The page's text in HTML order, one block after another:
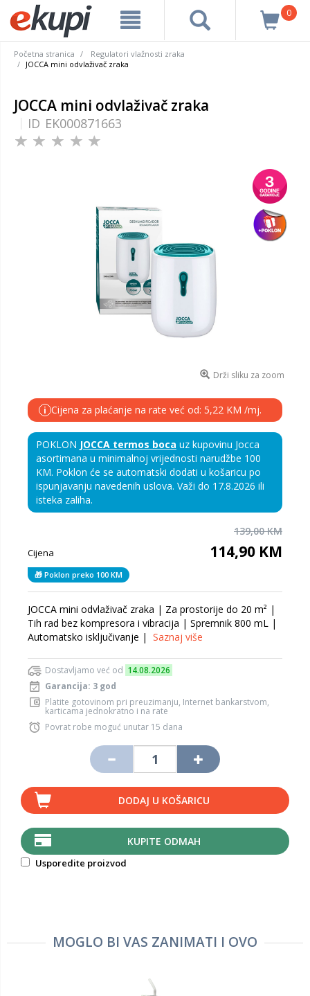
0
Početna stranica
Regulatori vlažnosti zraka
JOCCA mini odvlaživač zraka
JOCCA mini odvlaživač zraka
ID EK000871663
Drži sliku za zoom
i Cijena za plaćanje na rate već od: 5,22 KM /mj.
POKLON JOCCA termos boca uz kupovinu Jocca
asortimana u minimalnoj vrijednosti narudžbe 100
KM. Poklon će se automatski dodati u košaricu po
ispunjavanju navedenih uslova. Važi do 17.8.2026 ili
isteka zaliha.
139,00 KM
Cijena 114,90 KM
🎁 Poklon preko 100 KM
JOCCA mini odvlaživač zraka | Za prostorije do 20 m² |
Tih rad bez kompresora i vibracija | Spremnik 800 mL |
Automatsko isključivanje | Saznaj više
Dostavljamo već od 14.08.2026
Garancija: 3 god
Platite gotovinom pri preuzimanju, Internet bankarstvom,
karticama jednokratno i na rate
Povrat robe moguć unutar 15 dana
DODAJ U KOŠARICU
KUPITE ODMAH
Usporedite proizvod
MOGLO BI VAS ZANIMATI I OVO